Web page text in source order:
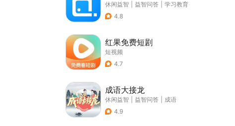
休闲益智 益智问答
学习教育
4.8
红果免费短剧
短视频
4.7
成语大接龙
休闲益智 益智问答
成语
4.9